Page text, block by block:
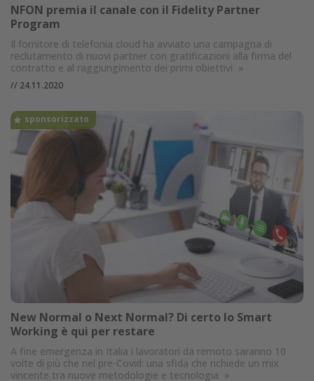
NFON premia il canale con il Fidelity Partner
Program
Il fornitore di telefonia cloud ha avviato una campagna di
reclutamento di nuovi partner con gratificazioni alla firma del
contratto e al raggiungimento dei primi obiettivi »
// 24.11.2020
New Normal o Next Normal? Di certo lo Smart
Working è qui per restare
A fine emergenza in Italia i lavoratori da remoto saranno 10
volte di più che nel pre-Covid: una sfida che richiede un mix
vincente tra nuove metodologie e tecnologia »